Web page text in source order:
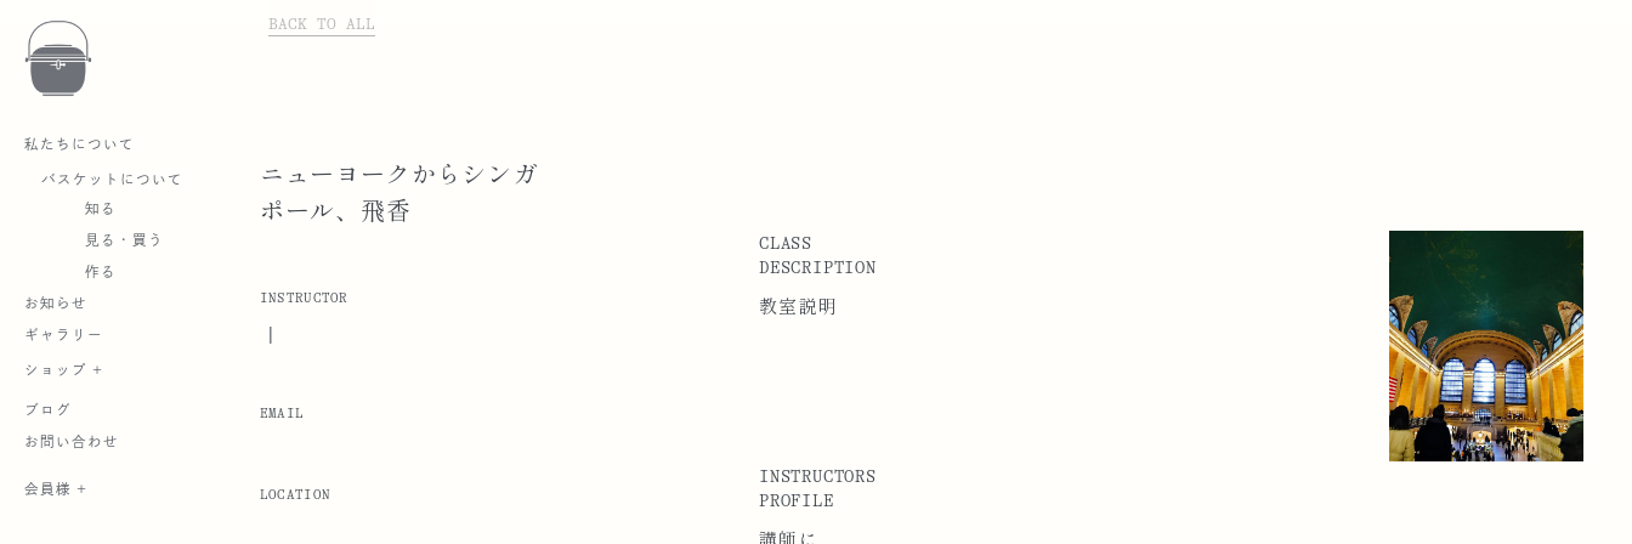
私たちについて
バスケットについて
知る
見る・買う
作る
お知らせ
ギャラリー
ショップ +
ブログ
お問い合わせ
会員様 +
BACK TO ALL
ニューヨークからシンガ
ポール、飛香
INSTRUCTOR
|
EMAIL
LOCATION
CLASS
DESCRIPTION
教室説明
INSTRUCTORS
PROFILE